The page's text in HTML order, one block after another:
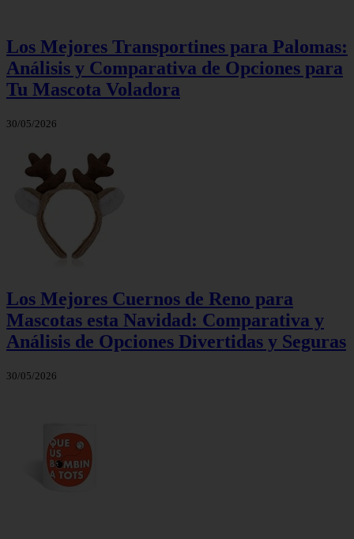
Los Mejores Transportines para Palomas:
Análisis y Comparativa de Opciones para
Tu Mascota Voladora
30/05/2026
Los Mejores Cuernos de Reno para
Mascotas esta Navidad: Comparativa y
Análisis de Opciones Divertidas y Seguras
30/05/2026